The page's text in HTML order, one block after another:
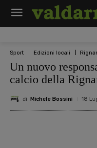
Sport Edizioni locali
Un nuovo
calcio della
di Michele Bossini 18